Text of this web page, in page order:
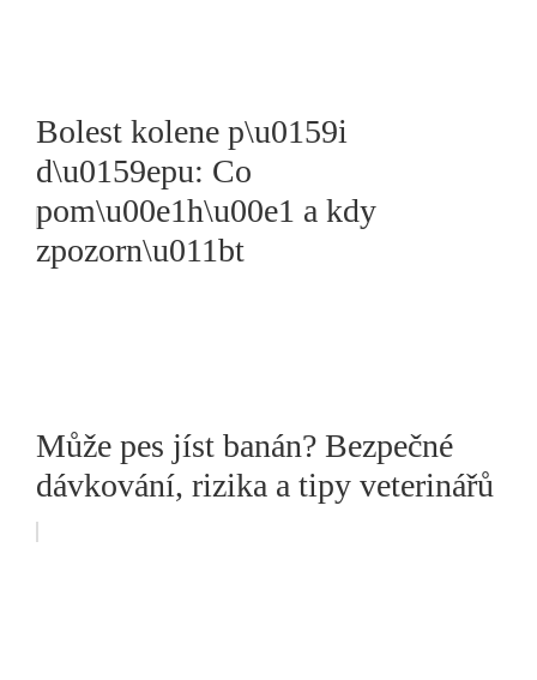
Bolest kolene p\u0159i
d\u0159epu: Co
pom\u00e1h\u00e1 a kdy
zpozorn\u011bt
Může pes jíst banán? Bezpečné
dávkování, rizika a tipy veterinářů